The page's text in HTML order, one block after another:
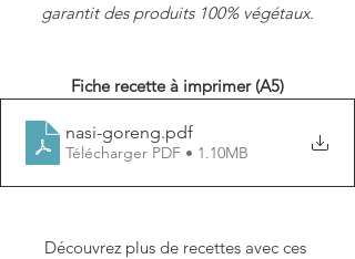
garantit des produits 100% végétaux.
Fiche recette à imprimer (A5)
nasi-goreng.pdf
Télécharger PDF • 1.10MB
Découvrez plus de recettes avec ces